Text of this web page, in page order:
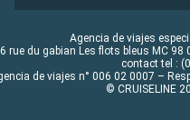
Agencia de viajes
rue du gabian Les flots bleus MC
contact tel :
de viajes n° 006 02 0007 –
© CRUISELINE